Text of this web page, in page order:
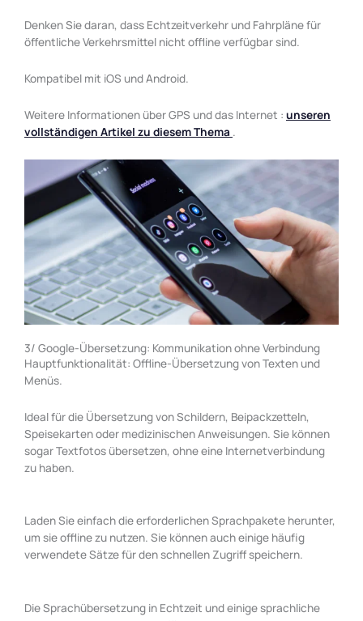
Denken Sie daran, dass Echtzeitverkehr und Fahrpläne für
öffentliche Verkehrsmittel nicht offline verfügbar sind.
Kompatibel mit iOS und Android.
Weitere Informationen über GPS und das Internet : unseren
vollständigen Artikel zu diesem Thema .
3/ Google-Übersetzung: Kommunikation ohne Verbindung
Hauptfunktionalität: Offline-Übersetzung von Texten und
Menüs.
Ideal für die Übersetzung von Schildern, Beipackzetteln,
Speisekarten oder medizinischen Anweisungen. Sie können
sogar Textfotos übersetzen, ohne eine Internetverbindung
zu haben.
Laden Sie einfach die erforderlichen Sprachpakete herunter,
um sie offline zu nutzen. Sie können auch einige häufig
verwendete Sätze für den schnellen Zugriff speichern.
Die Sprachübersetzung in Echtzeit und einige sprachliche